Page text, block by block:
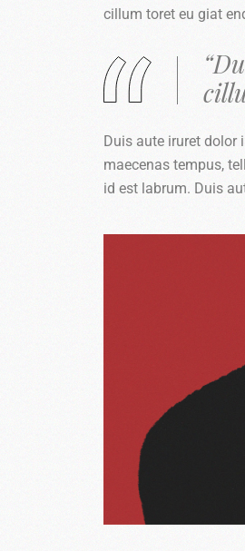
cillum toret eu giat
Duis aute iruret dolor
maecenas tempus,
id est labrum. Duis